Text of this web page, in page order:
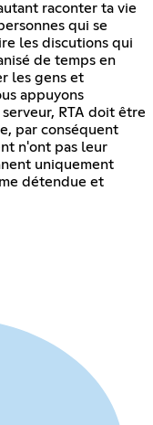
raconter ta vie
qui se
les discutions qui
de temps en
les gens et
appuyons
RTA doit être
par conséquent
n'ont pas leur
uniquement
détendue et